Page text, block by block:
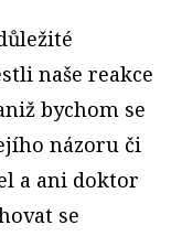
naše reakce
bychom se
názoru či
a ani doktor
se